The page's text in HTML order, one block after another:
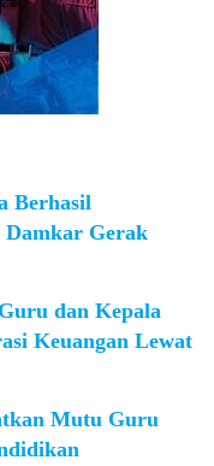
Berhasil
Gerak
dan Kepala
Keuangan Lewat
Mutu Guru